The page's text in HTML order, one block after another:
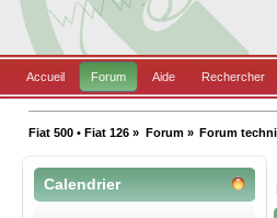
Accueil Forum Aide Rechercher
Fiat 500 • Fiat 126 » Forum» Forum
Calendrier